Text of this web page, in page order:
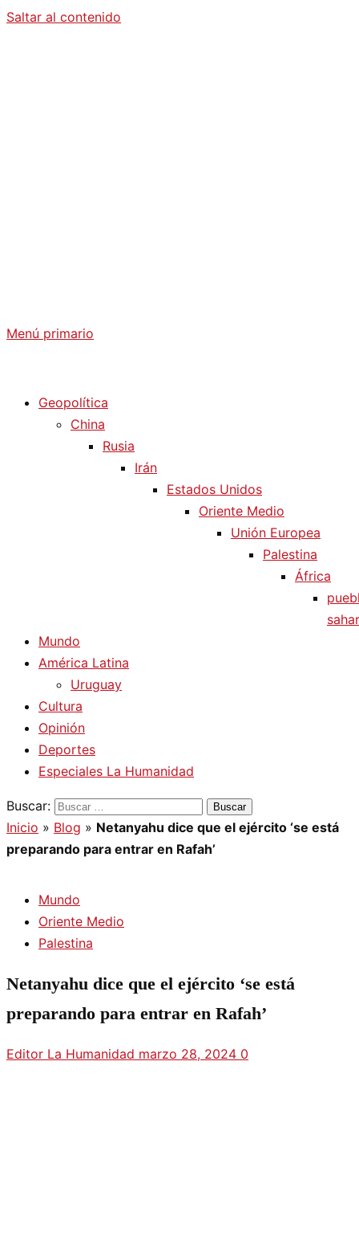
Saltar al contenido
Menú primario
Geopolítica
China
Rusia
Irán
Estados Unidos
Oriente Medio
Unión Europea
Palestina
África
Mundo
América Latina
Uruguay
Cultura
Opinión
Deportes
Especiales La Humanidad
Buscar:
Inicio » Blog » Netanyahu dice que el ejército ‘se está
preparando para entrar en Rafah’
Mundo
Oriente Medio
Palestina
Netanyahu dice que el ejército ‘se está
preparando para entrar en Rafah’
Editor La Humanidad marzo 28, 2024 0